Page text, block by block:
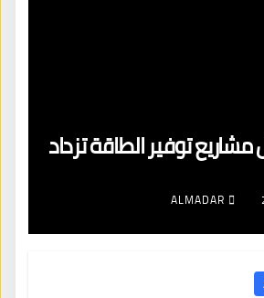
توفير الطاقة تزداد
ALMADAR